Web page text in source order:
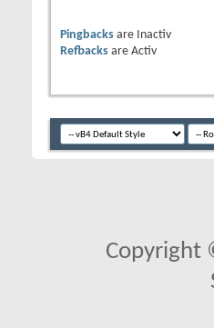
Pingbacks are
Inactiv
Refbacks are Activ
Copyright